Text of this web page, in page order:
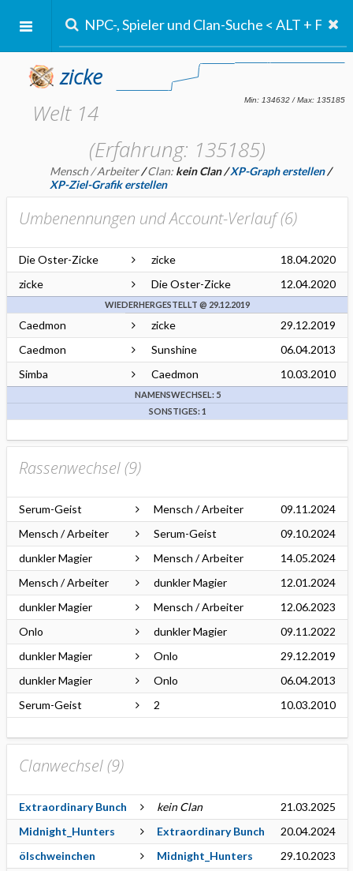
zicke
Welt 14
(Erfahrung: 135185)
Mensch / Arbeiter/Clan: kein Clan/XP-Graph erstellen/
XP-Ziel-Grafik erstellen
Umbenennungen und Account-Verlauf (6)
Die Oster-Zicke zicke
18.04.2020
zicke
Die Oster-Zicke 12.04.2020
WIEDERHERGESTELLT @ 29.12.2019
Caedmon zicke
29.12.2019
Caedmon
Sunshine
06.04.2013
Simba
Caedmon 10.03.2010
NAMENSWECHSEL: 5
SONSTIGES: 1
Rassenwechsel (9)
Serum-Geist Mensch / Arbeiter
09.11.2024
Mensch / Arbeiter
Serum-Geist
09.10.2024
dunkler Magier
Mensch / Arbeiter
14.05.2024
Mensch / Arbeiter
dunkler Magier
12.01.2024
dunkler Magier
Mensch / Arbeiter
12.06.2023
Onlo
dunkler Magier
09.11.2022
dunkler Magier
Onlo
29.12.2019
dunkler Magier
Onlo
06.04.2013
Serum-Geist
2 10.03.2010
Clanwechsel (9)
Extraordinary Bunch kein Clan
21.03.2025
Midnight_Hunters
Extraordinary Bunch
20.04.2024
ölschweinchen
Midnight_Hunters
29.10.2023